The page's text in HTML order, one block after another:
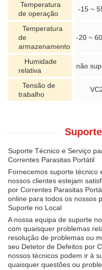
Temperatura
de operação
-15 ~
Temperatura
de
armazenamento
-20 ~
Humidade
relativa
não
Tensão de
trabalho
Suporte Técnico e Serviço
Correntes Parasitas Portátil
Fornecemos suporte técnico
nossos clientes estejam
por Correntes Parasitas
online para todos os nossos
Suporte no Local
A nossa equipa de suporte
com quaisquer problemas
resolução de problemas ou
seu Detetor de Defeitos por
nossos técnicos podem ir à
quaisquer questões ou